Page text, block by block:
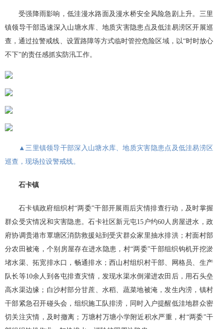
受强降雨影响，低洼漫水路面及漫水桥安全风险急剧上升。三里
镇领导干部迅速深入山塘水库、地质灾害隐患点及低洼易涝区开展巡
查，通过拉警戒线、设置路障等方式临时管控危险区域，以“时时放心
不下”的责任感抓实防汛工作。
▲三里镇领导干部深入山塘水库、地质灾害隐患点及低洼易涝区
巡查，现场拉设警戒线。
石卡镇
石卡镇政府组织村“两委”干部开展雨后灾情排查行动，及时掌握
群众受灾情况和灾害隐患。石卡社区新元屯15户约60人房屋进水，政
府协调贵港市覃塘区消防救援站到受灾群众家里抽水排洪；村面村部
分农田被淹，个别房屋存在进水隐患，村“两委”干部组织钩机开挖淤
堵水渠、拓宽排水口，畅通排水；西山村组织村干部、网格员、生产
队长等10余人到各屯排查灾情， 发现水渠水倒灌进农田后，用石头垒
高水渠边缘 ；白沙村部分甘蔗、水稻、蔬菜地被淹，发生内涝，镇村
干部紧急召开碰头会，组织施工队排涝，同时入户提醒低洼地群众密
切关注灾情，及时撤离；万塘村万塘小学附近积水严重，村“两委”干